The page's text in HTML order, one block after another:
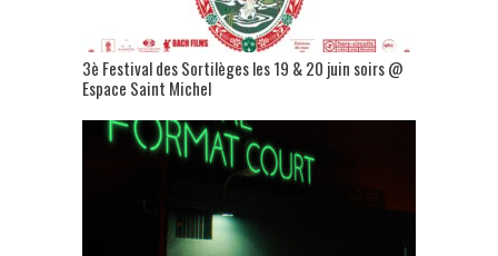
3è Festival des Sortilèges les 19 & 20 juin soirs @
Espace Saint Michel